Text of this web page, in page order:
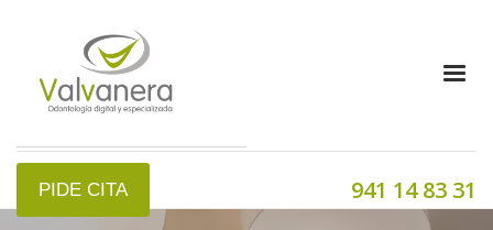
PIDE CITA 941 14 83 31